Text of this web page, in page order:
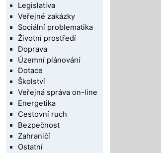
Legislativa
Veřejné zakázky
Sociální problematika
Životní prostředí
Doprava
Územní plánování
Dotace
Školství
Veřejná správa on-line
Energetika
Cestovní ruch
Bezpečnost
Zahraničí
Ostatní